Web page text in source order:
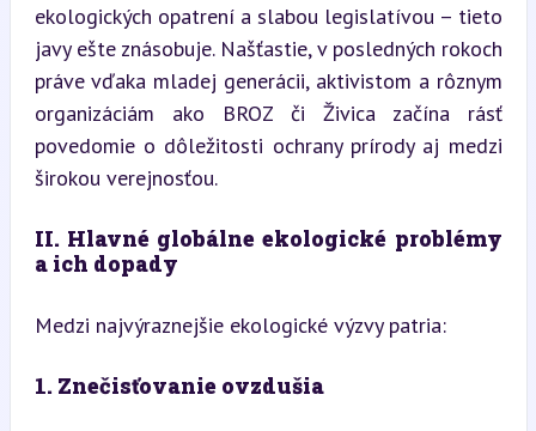
ekologických opatrení a slabou legislatívou – tieto
javy ešte znásobuje. Našťastie, v posledných rokoch
práve vďaka mladej generácii, aktivistom a rôznym
organizáciám ako BROZ či Živica začína rásť
povedomie o dôležitosti ochrany prírody aj medzi
širokou verejnosťou.
II. Hlavné globálne ekologické problémy
a ich dopady
Medzi najvýraznejšie ekologické výzvy patria:
1. Znečisťovanie ovzdušia